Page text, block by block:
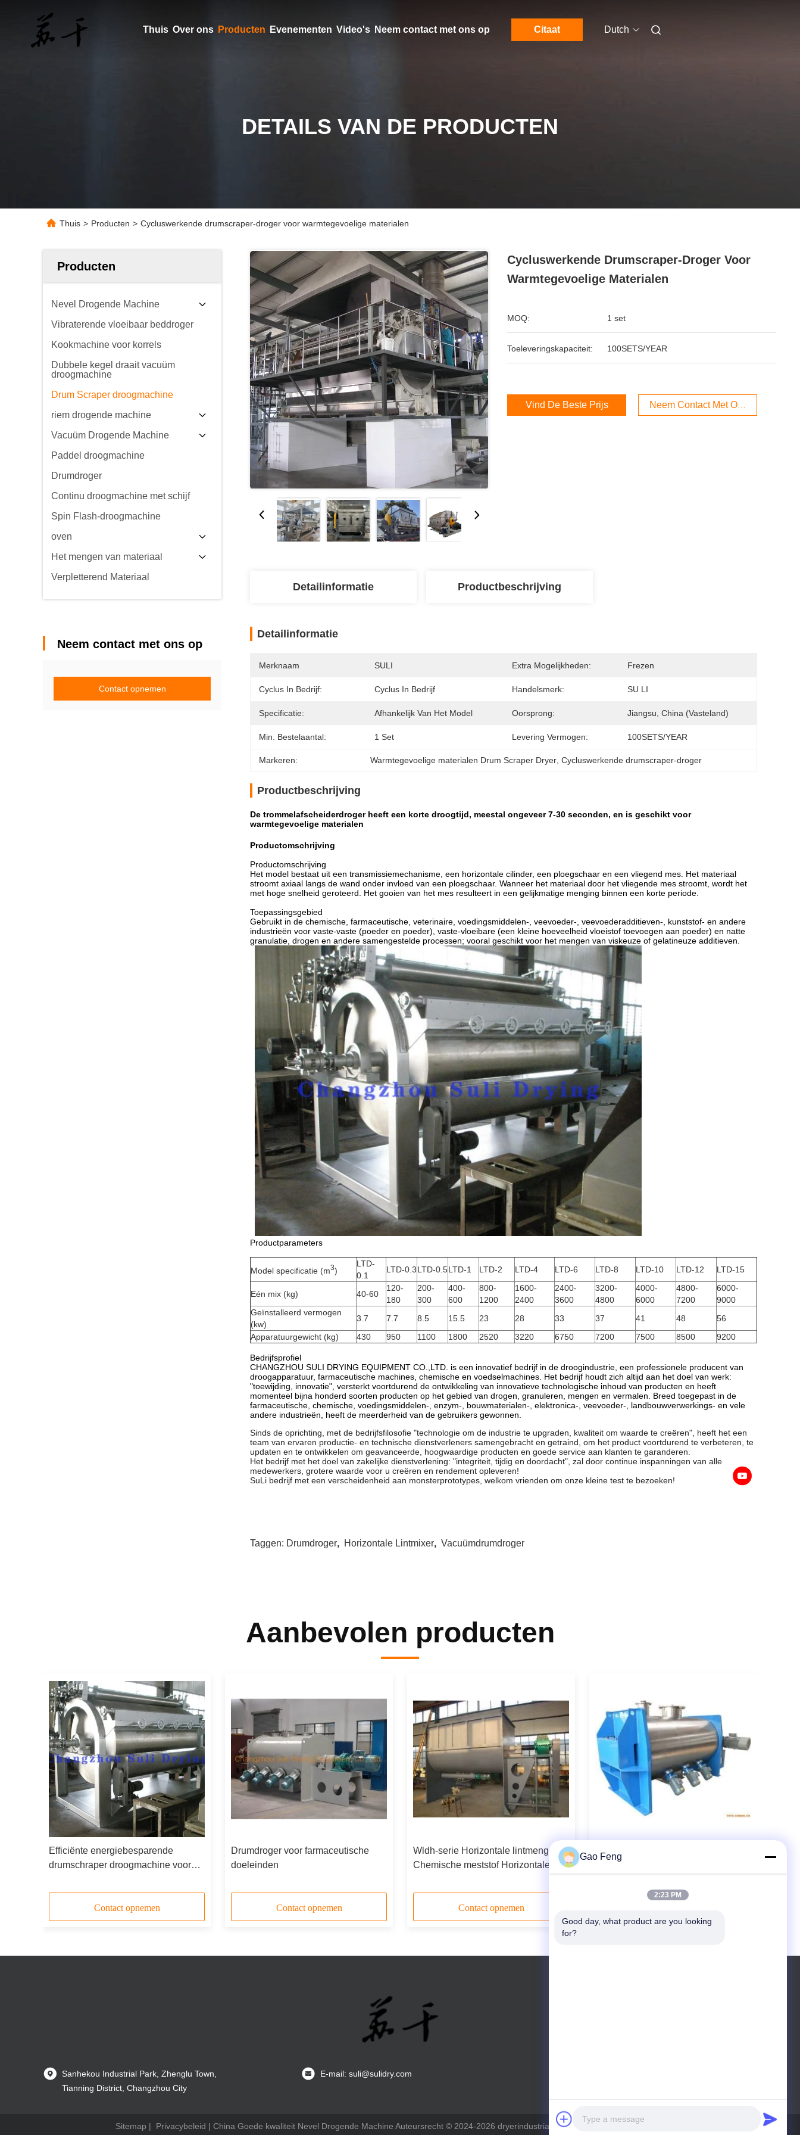
Thuis Over ons Producten Evenementen Video's Neem contact met ons op Citaat Dutch
DETAILS VAN DE PRODUCTEN
Thuis > Producten > Cycluswerkende drumscraper-droger voor warmtegevoelige materialen
Producten
Nevel Drogende Machine
Vibraterende vloeibaar beddroger
Kookmachine voor korrels
Dubbele kegel draait vacuüm
droogmachine
Drum Scraper droogmachine
riem drogende machine
Vacuüm Drogende Machine
Paddel droogmachine
Drumdroger
Continu droogmachine met schijf
Spin Flash-droogmachine
oven
Het mengen van materiaal
Verpletterend Materiaal
Neem contact met ons op
Contact opnemen
Cycluswerkende Drumscraper-Droger Voor
Warmtegevoelige Materialen
MOQ: 1 set
Toeleveringskapaciteit: 100SETS/YEAR
Vind De Beste Prijs Neem Contact Met Ons Op
Detailinformatie Productbeschrijving
Detailinformatie
Merknaam SULI Extra Mogelijkheden: Frezen
Cyclus In Bedrijf: Cyclus In Bedrijf Handelsmerk: SU LI
Specificatie: Afhankelijk Van Het Model Oorsprong: Jiangsu, China (vasteland)
Min. Bestelaantal: 1 Set Levering Vermogen: 100SETS/YEAR
Markeren: Warmtegevoelige materialen Drum Scraper Dryer , Cycluswerkende drumscraper-droger
Productbeschrijving
De trommelafscheiderdroger heeft een korte droogtijd, meestal ongeveer 7-30 seconden, en is geschikt voor
warmtegevoelige materialen
Productomschrijving
Productomschrijving
Het model bestaat uit een transmissiemechanisme, een horizontale cilinder, een ploegschaar en een vliegend mes. Het materiaal
stroomt axiaal langs de wand onder invloed van een ploegschaar. Wanneer het materiaal door het vliegende mes stroomt, wordt het
met hoge snelheid geroteerd. Het gooien van het mes resulteert in een gelijkmatige menging binnen een korte periode.
Toepassingsgebied
Gebruikt in de chemische, farmaceutische, veterinaire, voedingsmiddelen-, veevoeder-, veevoederadditieven-, kunststof- en andere
industrieën voor vaste-vaste (poeder en poeder), vaste-vloeibare (een kleine hoeveelheid vloeistof toevoegen aan poeder) en natte
granulatie, drogen en andere samengestelde processen; vooral geschikt voor het mengen van viskeuze of gelatineuze additieven.
Productparameters
Model specificatie (m3)
LTD-
0.1
LTD-0.3LTD-0.5LTD-1 LTD-2 LTD-4 LTD-6 LTD-8 LTD-10 LTD-12 LTD-15
Eén mix (kg) 40-60
120-
180
200-
300
400-
600
800-
1200
1600-
2400
2400-
3600
3200-
4800
4000-
6000
4800-
7200
6000-
9000
Geïnstalleerd vermogen
(kw)
3.7 7.7 8.5 15.5 23 28 33 37 41 48
56
Apparatuurgewicht (kg)
430 950 1100 1800 2520 3220 6750 7200 7500 8500 9200
Bedrijfsprofiel
CHANGZHOU SULI DRYING EQUIPMENT CO.,LTD. is een innovatief bedrijf in de droogindustrie, een professionele producent van
droogapparatuur, farmaceutische machines, chemische en voedselmachines. Het bedrijf houdt zich altijd aan het doel van werk:
"toewijding, innovatie", versterkt voortdurend de ontwikkeling van innovatieve technologische inhoud van producten en heeft
momenteel bijna honderd soorten producten op het gebied van drogen, granuleren, mengen en vermalen. Breed toegepast in de
farmaceutische, chemische, voedingsmiddelen-, enzym-, bouwmaterialen-, elektronica-, veevoeder-, landbouwverwerkings- en vele
andere industrieën, heeft de meerderheid van de gebruikers gewonnen.
Sinds de oprichting, met de bedrijfsfilosofie "technologie om de industrie te upgraden, kwaliteit om waarde te creëren", heeft het een
team van ervaren productie- en technische dienstverleners samengebracht en getraind, om het product voortdurend te verbeteren, te
updaten en te ontwikkelen om geavanceerde, hoogwaardige producten en goede service aan klanten te garanderen.
Het bedrijf met het doel van zakelijke dienstverlening: "integriteit, tijdig en doordacht", zal door continue inspanningen van alle
medewerkers, grotere waarde voor u creëren en rendement opleveren!
SuLi bedrijf met een verscheidenheid aan monsterprototypes, welkom vrienden om onze kleine test te bezoeken!
Taggen: Drumdroger, Horizontale Lintmixer, Vacuümdrumdroger
Aanbevolen producten
Efficiënte energiebesparende
drumschraper droogmachine voor
Contact opnemen
Drumdroger voor farmaceutische
doeleinden
Contact opnemen
Wldh-serie Horizontale lintmenger
Chemische meststof Horizontale
Contact opnemen
Scraper Drum Drying Machine Wet
Granulation Dryer Industrieel
Sanhekou Industrial Park, Zhenglu Town,
Tianning District, Changzhou City
E-mail: suli@sulidry.com
Sitemap | Privacybeleid | China Goede kwaliteit Nevel Drogende Machine Auteursrecht © 2024-2026 dryerindustrial.com . Alle rechten voorbehoudena.
Gao Feng
2:23 PM
Good day, what product are you looking
for?